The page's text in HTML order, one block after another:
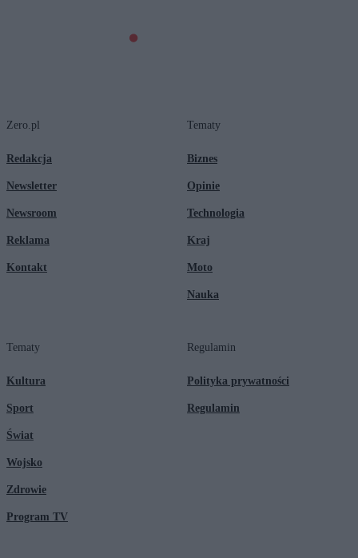
Zero.pl
Redakcja
Newsletter
Newsroom
Reklama
Kontakt
Tematy
Biznes
Opinie
Technologia
Kraj
Moto
Nauka
Tematy
Kultura
Sport
Świat
Wojsko
Zdrowie
Program TV
Regulamin
Polityka prywatności
Regulamin